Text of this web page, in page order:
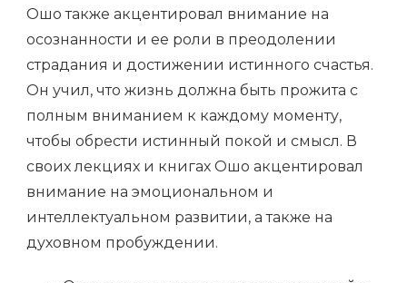
Ошо также акцентировал внимание на
осознанности и ее роли в преодолении
страдания и достижении истинного счастья.
Он учил, что жизнь должна быть прожита с
полным вниманием к каждому моменту,
чтобы обрести истинный покой и смысл. В
своих лекциях и книгах Ошо акцентировал
внимание на эмоциональном и
интеллектуальном развитии, а также на
духовном пробуждении.